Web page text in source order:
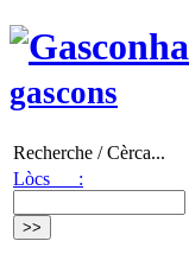
gascons
Recherche / Cèrca...
Lòcs :